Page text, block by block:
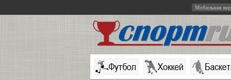
Мобильная
Футбол Хоккей